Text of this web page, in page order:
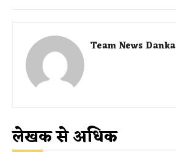
Team News Danka
लेखक से अधिक